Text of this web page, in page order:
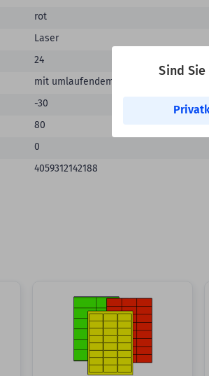
Sind
rot
Laser
24
mit umlaufendem Sicherheitsrand
-30
80
0
4059312142188